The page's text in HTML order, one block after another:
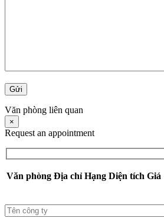
Văn phòng liên quan
×
Request an appointment
Văn phòng Địa chỉ Hạng Diện tích Giá